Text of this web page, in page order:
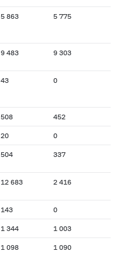
5 863 5 775
9 483 9 303
43 0
508 452
20 0
504 337
12 683 2 416
143 0
1 344 1 003
1 098 1 090